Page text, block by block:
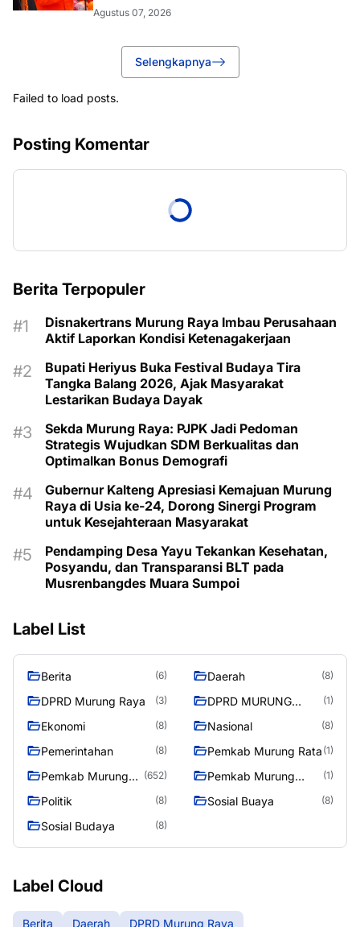
Agustus 07, 2026
Selengkapnya
Failed to load posts.
Posting Komentar
Berita Terpopuler
Disnakertrans Murung Raya Imbau Perusahaan
Aktif Laporkan Kondisi Ketenagakerjaan
Bupati Heriyus Buka Festival Budaya Tira
Tangka Balang 2026, Ajak Masyarakat
Lestarikan Budaya Dayak
Sekda Murung Raya: PJPK Jadi Pedoman
Strategis Wujudkan SDM Berkualitas dan
Optimalkan Bonus Demografi
Gubernur Kalteng Apresiasi Kemajuan Murung
Raya di Usia ke-24, Dorong Sinergi Program
untuk Kesejahteraan Masyarakat
Pendamping Desa Yayu Tekankan Kesehatan,
Posyandu, dan Transparansi BLT pada
Musrenbangdes Muara Sumpoi
Label List
Berita (6) Daerah (8)
DPRD Murung Raya (3)
DPRD MURUNG
(1)
Ekonomi (8) Nasional (8)
Pemerintahan (8) Pemkab Murung Rata (1)
Pemkab Murung
(652)
Pemkab Murung
(1)
Politik (8) Sosial Buaya (8)
Sosial Budaya (8)
Label Cloud
Berita Daerah
DPRD Murung Raya